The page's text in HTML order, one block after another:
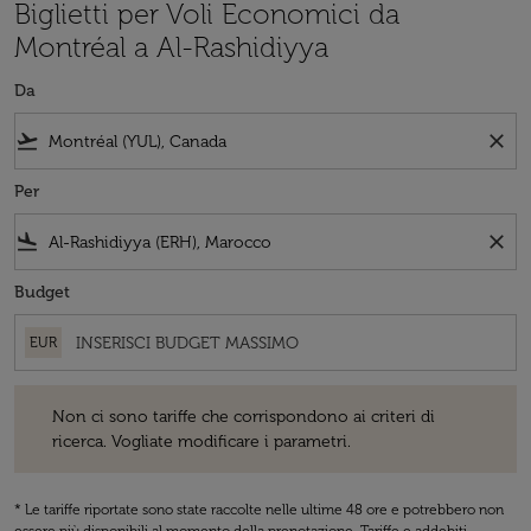
Biglietti per Voli Economici da
Montréal a Al-Rashidiyya
Da
flight_takeoff close
Per
flight_land close
Budget
EUR
Non ci sono tariffe che corrispondono ai criteri di
ricerca. Vogliate modificare i parametri.
* Le tariffe riportate sono state raccolte nelle ultime 48 ore e potrebbero non